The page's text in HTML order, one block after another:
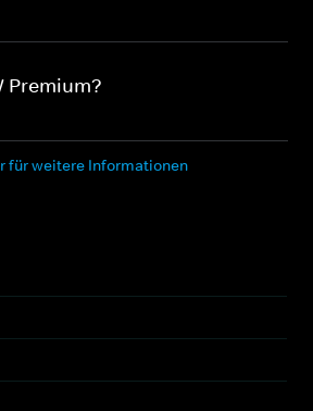
Premium?
für weitere Informationen